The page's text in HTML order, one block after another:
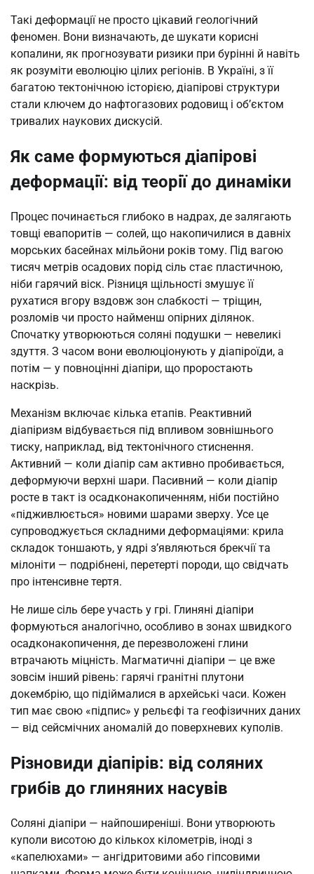
Такі деформації не просто цікавий геологічний
феномен. Вони визначають, де шукати корисні
копалини, як прогнозувати ризики при бурінні й навіть
як розуміти еволюцію цілих регіонів. В Україні, з її
багатою тектонічною історією, діапірові структури
стали ключем до нафтогазових родовищ і об’єктом
тривалих наукових дискусій.
Як саме формуються діапірові
деформації: від теорії до динаміки
Процес починається глибоко в надрах, де залягають
товщі евапоритів — солей, що накопичилися в давніх
морських басейнах мільйони років тому. Під вагою
тисяч метрів осадових порід сіль стає пластичною,
ніби гарячий віск. Різниця щільності змушує її
рухатися вгору вздовж зон слабкості — тріщин,
розломів чи просто найменш опірних ділянок.
Спочатку утворюються соляні подушки — невеликі
здуття. З часом вони еволюціонують у діапіроїди, а
потім — у повноцінні діапіри, що проростають
наскрізь.
Механізм включає кілька етапів. Реактивний
діапіризм відбувається під впливом зовнішнього
тиску, наприклад, від тектонічного стиснення.
Активний — коли діапір сам активно пробивається,
деформуючи верхні шари. Пасивний — коли діапір
росте в такт із осадконакопиченням, ніби постійно
«підживлюється» новими шарами зверху. Усе це
супроводжується складними деформаціями: крила
складок тоншають, у ядрі з’являються брекчії та
мілоніти — подрібнені, перетерті породи, що свідчать
про інтенсивне тертя.
Не лише сіль бере участь у грі. Глиняні діапіри
формуються аналогічно, особливо в зонах швидкого
осадконакопичення, де перезволожені глини
втрачають міцність. Магматичні діапіри — це вже
зовсім інший рівень: гарячі гранітні плутони
докембрію, що підіймалися в архейські часи. Кожен
тип має свою «підпис» у рельєфі та геофізичних даних
— від сейсмічних аномалій до поверхневих куполів.
Різновиди діапірів: від соляних
грибів до глиняних насувів
Соляні діапіри — найпоширеніші. Вони утворюють
куполи висотою до кількох кілометрів, іноді з
«капелюхами» — ангідритовими або гіпсовими